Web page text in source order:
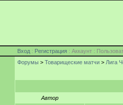
Вход : Регистрация : Аккаунт :
Форумы > Товарищеские матчи > Лига
Автор